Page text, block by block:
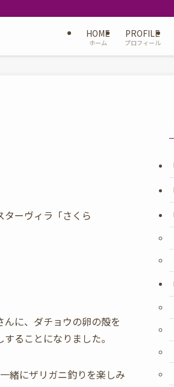
HOME
ホーム
PROFILE
プロフィール
ーヴィラ「さくら
に、ダチョウの卵の殻を
ることになりました。
緒にザリガニ釣りを楽しみ